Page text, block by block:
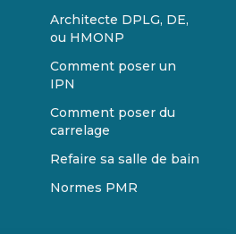
Architecte DPLG, DE,
ou HMONP
Comment poser un
IPN
Comment poser du
carrelage
Refaire sa salle de bain
Normes PMR